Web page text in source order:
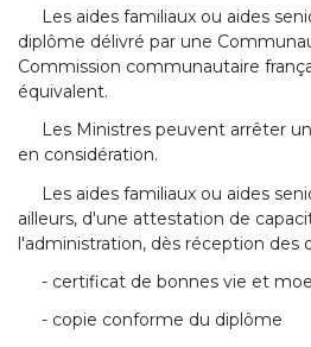
Les aides familiaux ou aides
diplôme délivré par une
Commission communautaire
équivalent.
Les Ministres peuvent arrêter
en considération.
Les aides familiaux ou aides
ailleurs, d'une attestation de
l'administration, dès réception des
- certificat de bonnes vie et
- copie conforme du diplôme